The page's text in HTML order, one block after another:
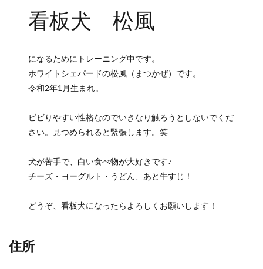
看板犬 松風
になるためにトレーニング中です。
ホワイトシェパードの松風（まつかぜ）です。
令和2年1月生まれ。
ビビりやすい性格なのでいきなり触ろうとしないでくだ
さい。見つめられると緊張します。笑
犬が苦手で、白い食べ物が大好きです♪
チーズ・ヨーグルト・うどん、あと牛すじ！
どうぞ、看板犬になったらよろしくお願いします！
住所